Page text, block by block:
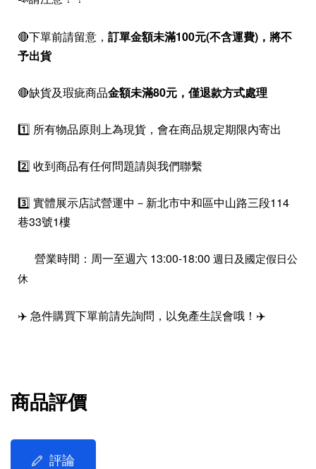
🔴下單前請留意， 訂單金額未滿100元(不含運費)， 將不
予出貨
🔴缺貨及瑕疵商品金額未滿80元，僅退款方式處理
1️⃣ 所有物品原則上為現貨，會在商品規定期限內寄出
2️⃣ 收到商品有任何問題請與我們聯繫
3️⃣ 實體展示店試營運中－新北市中和區中山路三段114
巷33號1樓
營業時間：周一至週六 13:00-18:00 週日及國定假日公
休
✈️ 急件購買下單前請先詢問，以免產生誤會哦！✈️
商品評價
評論